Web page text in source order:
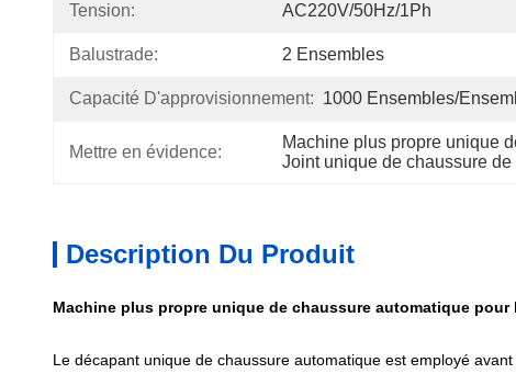
Tension: AC220V/50Hz/1Ph
Balustrade: 2 Ensembles
Capacité D'approvisionnement: 1000 Ensembles/
Mettre en évidence:
Machine plus propre unique
Joint unique de chaussure
Description Du Produit
Machine plus propre unique de chaussure automatique
Le décapant unique de chaussure automatique est employé